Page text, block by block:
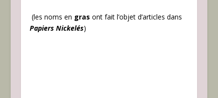
(les noms en gras ont fait l’objet d’articles dans
Papiers Nickelés)